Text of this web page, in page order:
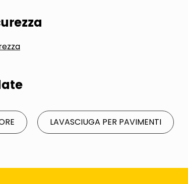
LAVASCIUGA PER PAVIMENTI